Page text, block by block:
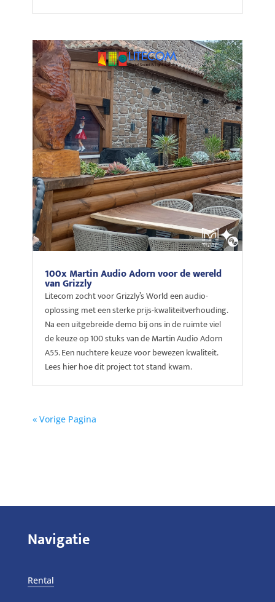
100x Martin Audio Adorn voor de wereld
van Grizzly
Litecom zocht voor Grizzly’s World een audio-
oplossing met een sterke prijs-kwaliteitverhouding.
Na een uitgebreide demo bij ons in de ruimte viel
de keuze op 100 stuks van de Martin Audio Adorn
A55. Een nuchtere keuze voor bewezen kwaliteit.
Lees hier hoe dit project tot stand kwam.
« Vorige Pagina
Navigatie
Rental